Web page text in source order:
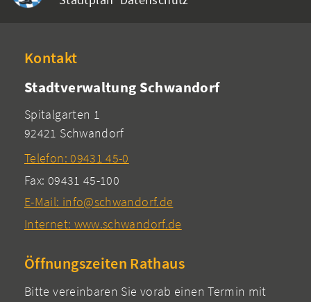
Kontakt
Stadtverwaltung Schwandorf
Spitalgarten 1
92421 Schwandorf
Telefon: 09431 45-0
Fax: 09431 45-100
E-Mail: info@schwandorf.de
Internet: www.schwandorf.de
Öffnungszeiten Rathaus
Bitte vereinbaren Sie vorab einen Termin mit